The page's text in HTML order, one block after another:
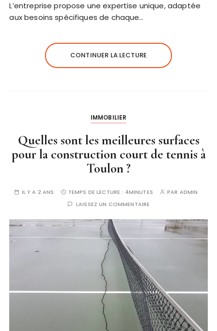
L’entreprise propose une expertise unique, adaptée
aux besoins spécifiques de chaque…
CONTINUER LA LECTURE
IMMOBILIER
Quelles sont les meilleures surfaces
pour la construction court de tennis à
Toulon ?
IL Y A 2 ANS TEMPS DE LECTURE : 4MINUTES PAR ADMIN
LAISSEZ UN COMMENTAIRE